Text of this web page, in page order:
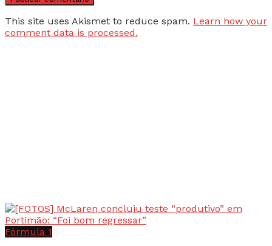
This site uses Akismet to reduce spam. Learn how your
comment data is processed.
Fórmula 1